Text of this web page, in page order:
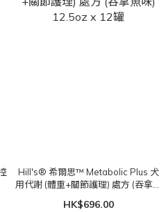
Hill's® 希爾思™ Metabolic Plus 犬
用代謝 (體重+關節護理) 處方 (吞拿魚
味) 12.5oz x 12罐
HK$696.00